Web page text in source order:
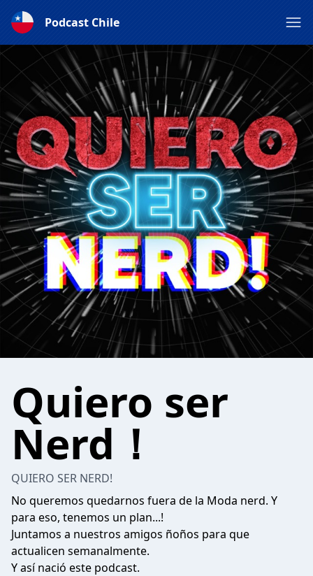
Podcast Chile
Quiero ser
Nerd！
QUIERO SER NERD!
No queremos quedarnos fuera de la Moda nerd. Y
para eso, tenemos un plan...!
Juntamos a nuestros amigos ñoños para que
actualicen semanalmente.
Y así nació este podcast.